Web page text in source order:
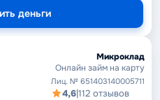
деньги
Микроклад
Онлайн займ на карту
Лиц. № 651403140005711
4,6|112 отзывов